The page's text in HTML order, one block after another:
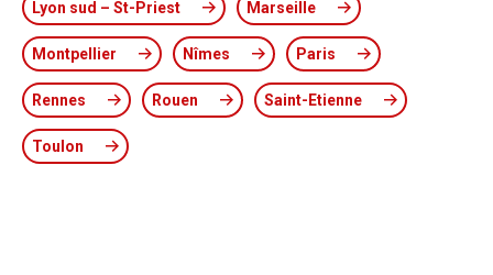
Lyon sud – St-Priest Marseille
Montpellier Nîmes Paris
Rennes Rouen Saint-Etienne
Toulon